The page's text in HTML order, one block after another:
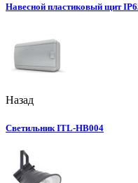
Навесной пластиковый щит
Назад
Светильник ITL-HB004